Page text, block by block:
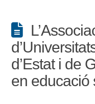
d’Estat i de
en educació